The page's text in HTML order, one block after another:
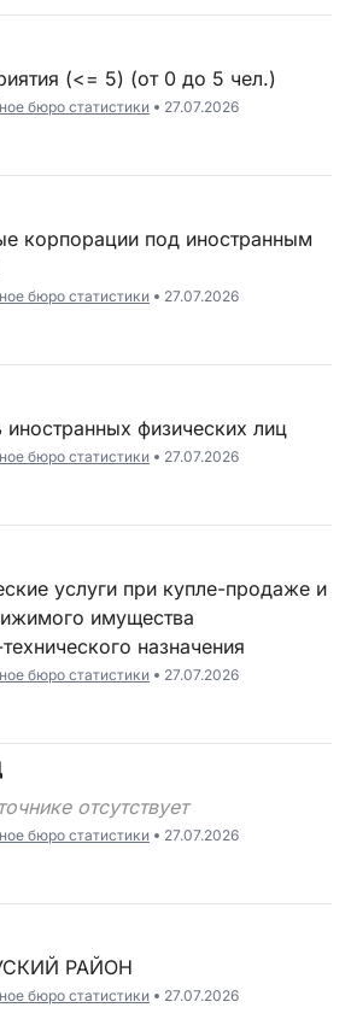
(<= 5) (от 0 до 5 чел.)
бюро статистики 27.07.2026
бюро статистики 27.07.2026
иностранных физических лиц
бюро статистики 27.07.2026
имущества
назначения
бюро статистики 27.07.2026
отсутствует
бюро статистики 27.07.2026
РАЙОН
бюро статистики 27.07.2026